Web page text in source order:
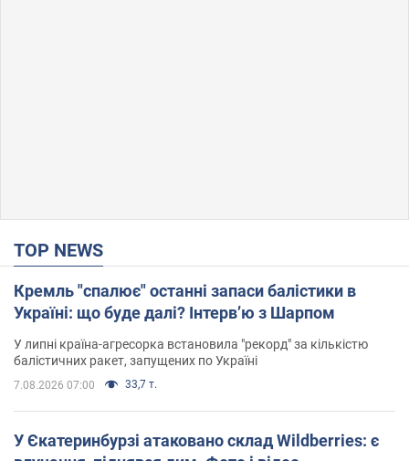
TOP NEWS
Кремль "спалює" останні запаси балістики в
Україні: що буде далі? Інтерв’ю з Шарпом
У липні країна-агресорка встановила "рекорд" за кількістю
балістичних ракет, запущених по Україні
7.08.2026 07:00 33,7 т.
У Єкатеринбурзі атаковано склад Wildberries: є